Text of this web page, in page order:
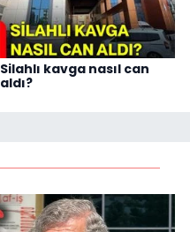
Silahlı kavga nasıl can
aldı?